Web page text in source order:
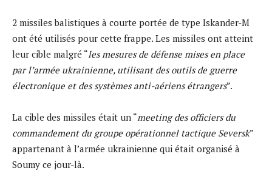
2 missiles balistiques à courte portée de type Iskander-M
ont été utilisés pour cette frappe. Les missiles ont atteint
leur cible malgré “les mesures de défense mises en place
par l’armée ukrainienne, utilisant des outils de guerre
électronique et des systèmes anti-aériens étrangers”.
La cible des missiles était un “meeting des officiers du
commandement du groupe opérationnel tactique Seversk”
appartenant à l’armée ukrainienne qui était organisé à
Soumy ce jour-là.